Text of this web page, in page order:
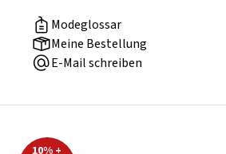
Modeglossar
Meine Bestellung
E-Mail schreiben